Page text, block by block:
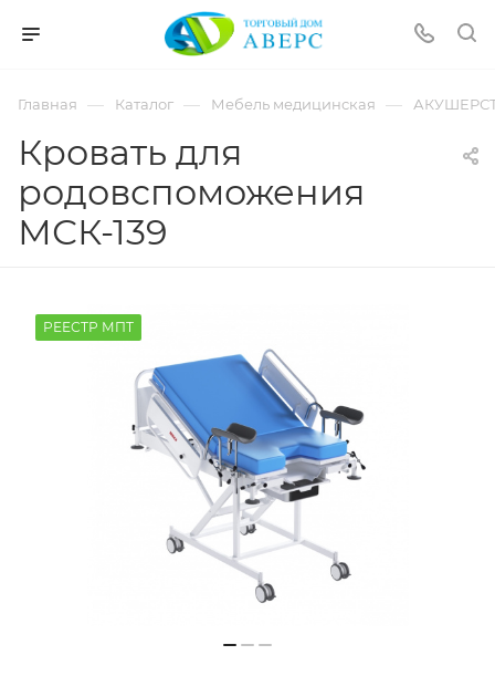
Главная — Каталог — Мебель медицинская —
Кровать для
родовспоможения
МСК-139
РЕЕСТР МПТ
pornspider.info
xnxx